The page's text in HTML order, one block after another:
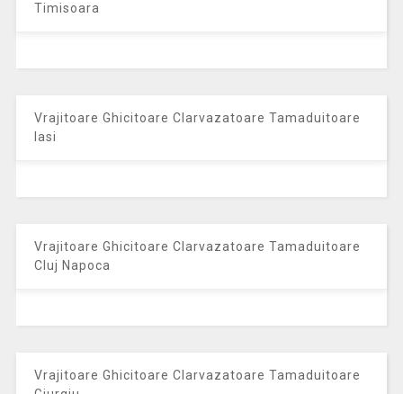
Timisoara
Vrajitoare Ghicitoare Clarvazatoare Tamaduitoare
Iasi
Vrajitoare Ghicitoare Clarvazatoare Tamaduitoare
Cluj Napoca
Vrajitoare Ghicitoare Clarvazatoare Tamaduitoare